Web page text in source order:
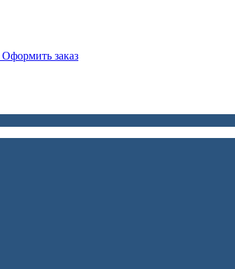
Оформить заказ